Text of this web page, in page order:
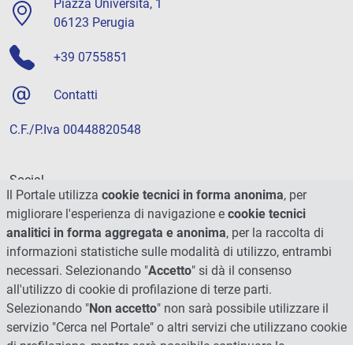
Piazza Università, 1
06123 Perugia
+39 0755851
Contatti
C.F./P.Iva 00448820548
Social
Il Portale utilizza cookie tecnici in forma anonima, per
migliorare l'esperienza di navigazione e cookie tecnici
analitici in forma aggregata e anonima, per la raccolta di
informazioni statistiche sulle modalità di utilizzo, entrambi
necessari. Selezionando "Accetto" si dà il consenso
all'utilizzo di cookie di profilazione di terze parti.
Selezionando "Non accetto" non sarà possibile utilizzare il
servizio "Cerca nel Portale" o altri servizi che utilizzano cookie